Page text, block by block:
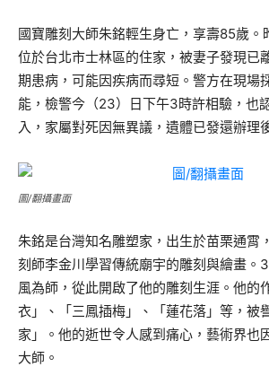
國寶雕刻大師朱銘輕生身亡，享壽85歲。
位於台北市士林區的住家，被妻子發現已
期患病，可能因疾病而尋短。警方在現場
能，檢警今（23）日下午3時許相驗，也
入，家屬對死因無異議，遺體已發還辦理
圖/翻攝畫面
朱銘是台灣知名雕塑家，出生於苗栗通霄
刻師李金川學習傳統廟宇的雕刻與繪畫。
風為師，從此開啟了他的雕刻生涯。他的
衣」、「三鳳插梅」、「蓮花落」等，被
家」。他的逝世令人感到痛心，藝術界也
大師。